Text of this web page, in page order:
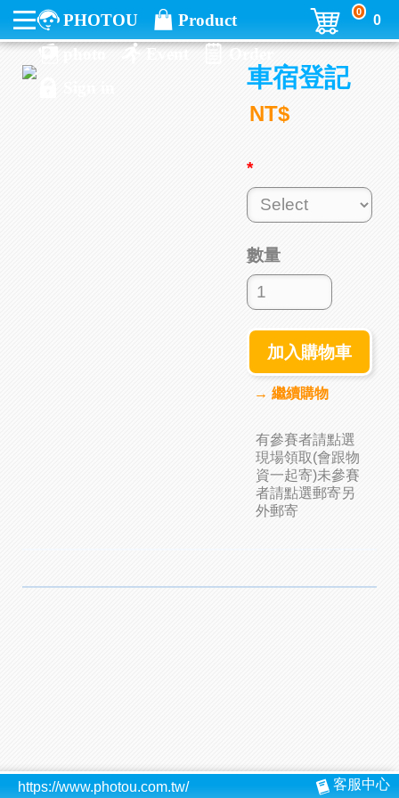
PHOTOU
Product
photo
Event
Order
0
0
車宿登記
NT$
*
數量
加入購物車
→ 繼續購物
有參賽者請點選
現場領取(會跟物
資一起寄)未參賽
者請點選郵寄另
外郵寄
https://www.photou.com.tw/ 客服中心